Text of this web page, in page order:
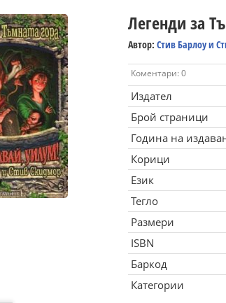
Легенди за
Автор: Стив Барлоу и
Коментари: 0
Издател
Брой страници
Година на
Корици
Език
Тегло
Размери
ISBN
Баркод
Категории